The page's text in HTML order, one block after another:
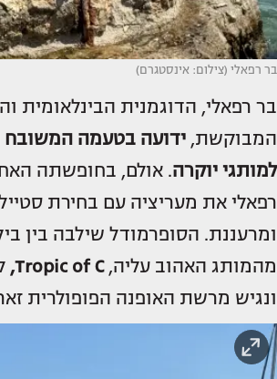
בר רפאלי (צילום: אינסטגרם)
בר רפאלי, הדוגמנית הבינלאומית
המבוקשת, ידועה בטעמה
למותגי יוקרה. אולם, בחופשתה
רפאלי את מעריציה עם בחירת
ומרעננת. הסופרמודל שילבה בין
מהמותג האהוב עליה,Tropic of C,
ונגיש מרשת האופנה הפופולרית